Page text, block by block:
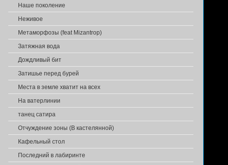
Наше поколение
Неживое
Метаморфозы (feat Mizantrop)
Затяжная вода
Дождливый бит
Затишье перед бурей
Места в земле хватит на всех
На ватерлинии
танец сатира
Отчуждение зоны (В кастелянной)
Кафельный стол
Последний в лабиринте